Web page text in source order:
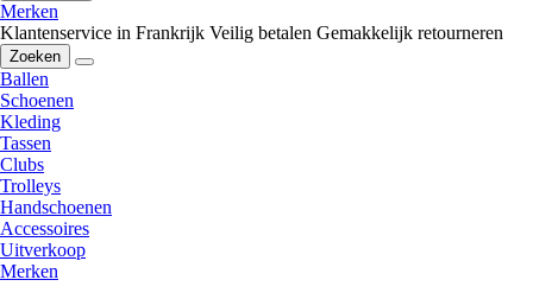
Merken
Klantenservice in Frankrijk Veilig betalen Gemakkelijk retourneren
Zoeken
Ballen
Schoenen
Kleding
Tassen
Clubs
Trolleys
Handschoenen
Accessoires
Uitverkoop
Merken